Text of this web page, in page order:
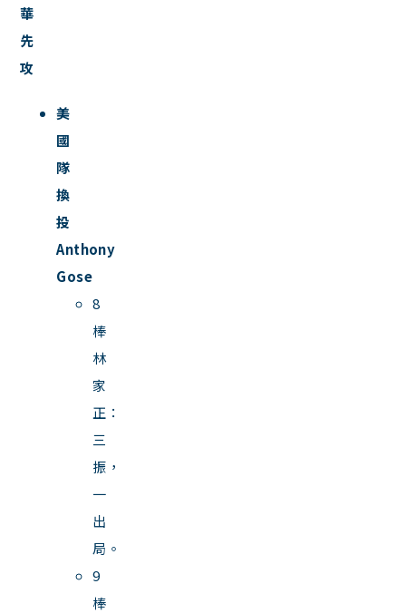
華
先
攻
美
國
隊
換
投
Anthony
Gose
8
棒
林
家
正：
三
振，
一
出
局。
9
棒